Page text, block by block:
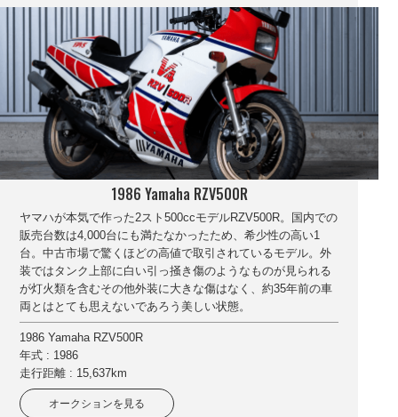
1986 Yamaha RZV500R
ヤマハが本気で作った2スト500ccモデルRZV500R。国内での
販売台数は4,000台にも満たなかったため、希少性の高い1
台。中古市場で驚くほどの高値で取引されているモデル。外
装ではタンク上部に白い引っ掻き傷のようなものが見られる
が灯火類を含むその他外装に大きな傷はなく、約35年前の車
両とはとても思えないであろう美しい状態。
1986 Yamaha RZV500R
年式 : 1986
走行距離 : 15,637km
オークションを見る